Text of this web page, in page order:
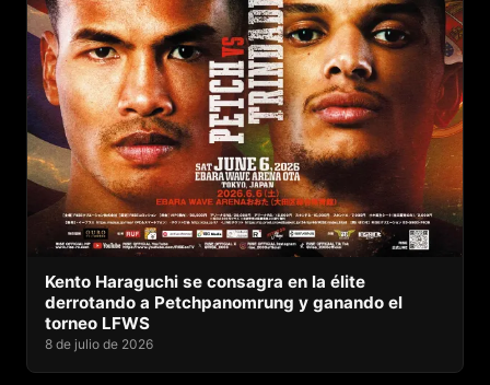
Kento Haraguchi se consagra en la élite
derrotando a Petchpanomrung y ganando el
torneo LFWS
8 de julio de 2026